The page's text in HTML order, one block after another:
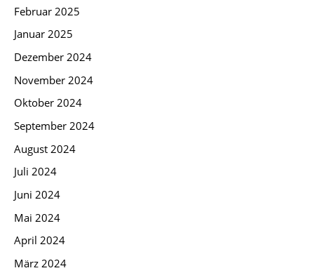
Februar 2025
Januar 2025
Dezember 2024
November 2024
Oktober 2024
September 2024
August 2024
Juli 2024
Juni 2024
Mai 2024
April 2024
März 2024